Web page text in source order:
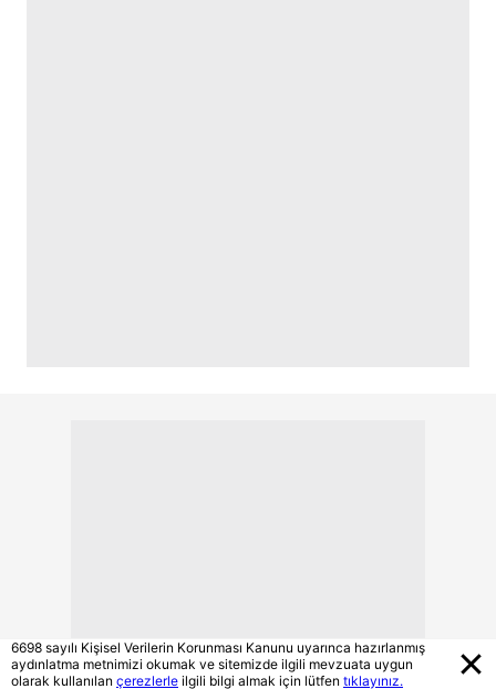
6698 sayılı Kişisel Verilerin Korunması Kanunu uyarınca hazırlanmış
aydınlatma metnimizi okumak ve sitemizde ilgili mevzuata uygun
olarak kullanılan çerezlerle ilgili bilgi almak için lütfen tıklayınız.